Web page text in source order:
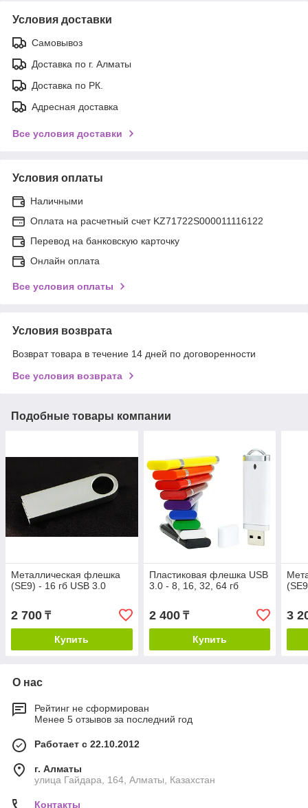
Условия доставки
Самовывоз
Доставка по г. Алматы
Доставка по РК.
Адресная доставка
Все условия доставки
Условия оплаты
Наличными
Оплата на расчетный счет KZ71722S000011116122
Перевод на банковскую карточку
Онлайн оплата
Все условия оплаты
Условия возврата
Возврат товара в течение 14 дней по договоренности
Все условия возврата
Подобные товары компании
Металлическая флешка
(SE9) - 16 гб USB 3.0
2 700 ₸
Купить
Пластиковая флешка USB
3.0 - 8, 16, 32, 64 гб
2 400₸
Купить
3
О нас
Рейтинг не сформирован
Менее 5 отзывов за последний год
Работает с 22.10.2012
г. Алматы
улица Гайдара, 164, Алматы, Казахстан
Контакты